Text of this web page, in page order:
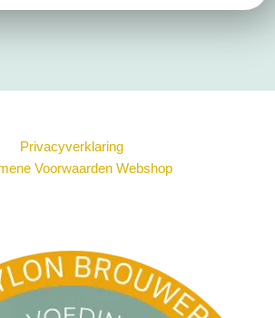
Privacyverklaring
Voorwaarden Webshop